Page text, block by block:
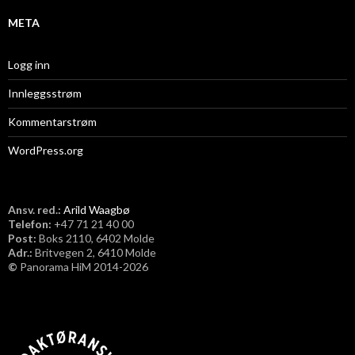
META
Logg inn
Innleggsstrøm
Kommentarstrøm
WordPress.org
Ansv. red.: Arild Waagbø
Telefon: ​+47 71 21 40 00
Post: Boks 2110, 6402 Molde
Adr.: Britvegen 2, 6410 Molde
© Panorama HiM 2014-2026